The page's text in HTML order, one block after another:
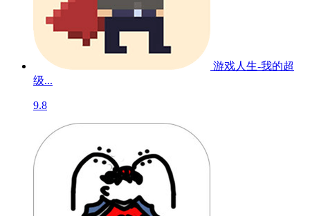
游戏人生-我的超
级...
9.8